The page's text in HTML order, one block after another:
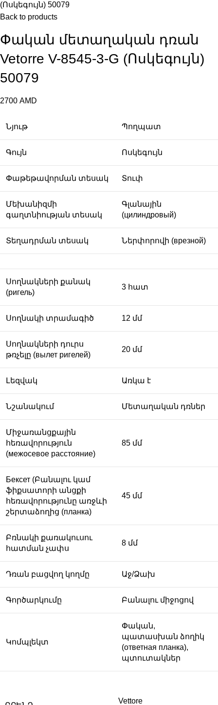
(Ոսկեգույն) 50079
Back to products
Փական մետաղական դռան
Vetorre V-8545-3-G (Ոսկեգույն)
50079
2700 AMD
Նյութ Պողպատ
Գույն Ոսկեգույն
Փաթեթավորման տեսակ Տուփ
Մեխանիզմի
գաղտնիության տեսակ
Գլանային
(цилиндровый)
Տեղադրման տեսակ Ներփորովի (врезной)
Սողնակների քանակ
(ригель)
3 հատ
Սողնակի տրամագիծ 12 մմ
Սողնակների դուրս
թռչելը (вылет ригелей)
20 մմ
Լեզվակ Առկա է
Նշանակում Մետաղական դռներ
Միջառանցքային
հեռավորություն
(межосевое расстояние)
85 մմ
Бексет (Բանալու կամ
ֆիքսատորի անցքի
հեռավորությունը առջևի
շերտաձողից (планка)
45 մմ
Բռնակի քառակուսու
հատման չափս
8 մմ
Դռան բացվող կողմը Աջ/Ձախ
Գործարկումը Բանալու միջոցով
Կոմպլեկտ
Փական,
պատասխան ձողիկ
(ответная планка),
պտուտակներ
Vettore